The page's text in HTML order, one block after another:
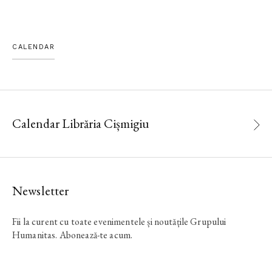
CALENDAR
Calendar Librăria Cișmigiu
Newsletter
Fii la curent cu toate evenimentele și noutățile Grupului
Humanitas. Abonează-te acum.